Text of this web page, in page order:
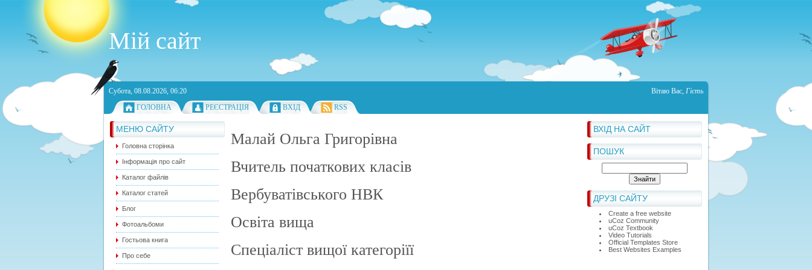
Мій сайт
Субота, 08.08.2026, 06:20 Вітаю Вас, Гість
ГОЛОВНА
РЕЄСТРАЦІЯ ВХІД RSS
МЕНЮ САЙТУ
Головна сторінка
Інформація про сайт
Каталог файлів
Каталог статей
Блог
Фотоальбоми
Гостьова книга
Про себе
ВХІД НА САЙТ
ПОШУК
ДРУЗІ САЙТУ
Create a free website
uCoz Community
uCoz Textbook
Video Tutorials
Official Templates Store
Best Websites Examples
Малай Ольга Григорівна
Вчитель початкових класів
Вербуватівського НВК
Освіта вища
Спеціаліст вищої категоріїї